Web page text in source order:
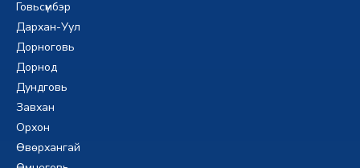
Говьсүмбэр
Дархан-Уул
Дорноговь
Дорнод
Дундговь
Завхан
Орхон
Өвөрхангай